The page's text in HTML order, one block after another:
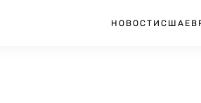
НОВОСТИ США